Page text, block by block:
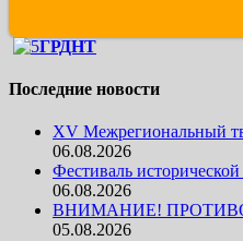
ГРДНТ
Последние новости
XV Межрегиональный
06.08.2026
Фестиваль
06.08.2026
ВНИМАНИЕ!
05.08.2026